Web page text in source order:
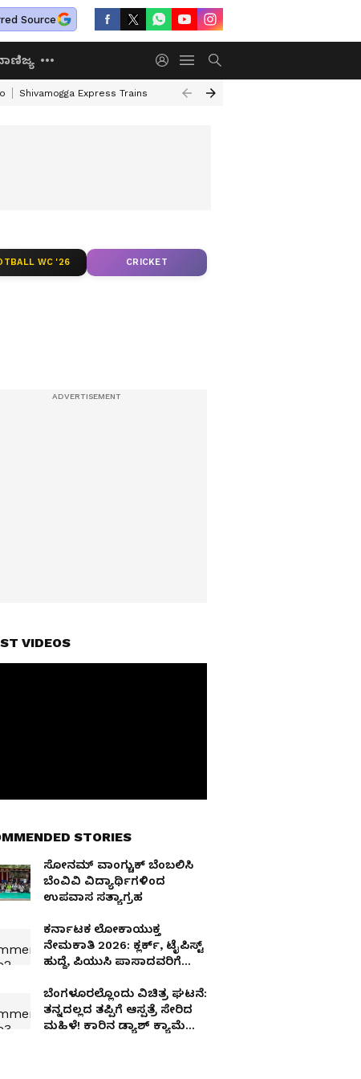
Source
Shivamogga Express Trains Airtel Prepaid Plan
WC '26 CRICKET
VIDEOS
STORIES
ಸೋನಮ್ ವಾಂಗ್ಚುಕ್‌ ಬೆಂಬಲಿಸಿ
ಬೆಂವಿವಿ ವಿದ್ಯಾರ್ಥಿಗಳಿಂದ
ಉಪವಾಸ ಸತ್ಯಾಗ್ರಹ
ಕರ್ನಾಟಕ ಲೋಕಾಯುಕ್ತ
ನೇಮಕಾತಿ 2026: ಕ್ಲರ್ಕ್, ಟೈಪಿಸ್ಟ್
ಹುದ್ದೆ, ಪಿಯುಸಿ ಪಾಸಾದವರಿಗೆ
ಬೆಂಗಳೂರಲ್ಲೊಂದು ವಿಚಿತ್ರ ಘಟನೆ:
ತನ್ನದಲ್ಲದ ತಪ್ಪಿಗೆ ಆಸ್ಪತ್ರೆ ಸೇರಿದ
ಮಹಿಳೆ! ಕಾರಿನ ಡ್ಯಾಶ್ ಕ್ಯಾಮೆರಾ